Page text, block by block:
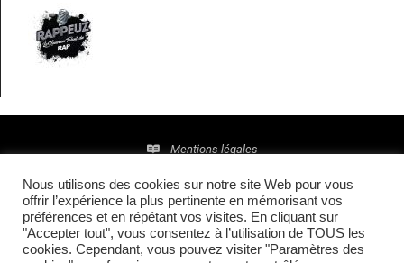
Mentions légales
Politique de confidentialité
© 2016 • Site maintenu et mis à jour parTI(E)GER
COMMUNICATION
Nous utilisons des cookies sur notre site Web pour vous
offrir l’expérience la plus pertinente en mémorisant vos
préférences et en répétant vos visites. En cliquant sur
"Accepter tout", vous consentez à l’utilisation de TOUS les
cookies. Cependant, vous pouvez visiter "Paramètres des